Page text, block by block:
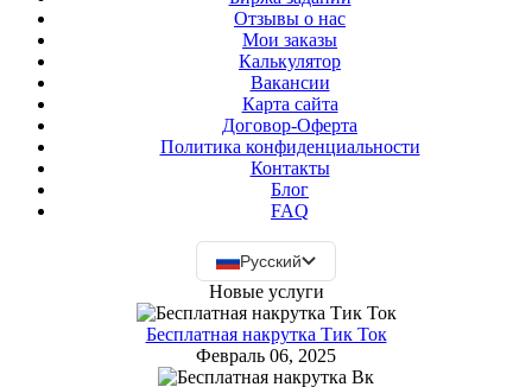
Отзывы о нас
Мои заказы
Калькулятор
Вакансии
Карта сайта
Договор-Оферта
Политика конфиденциальности
Контакты
Блог
FAQ
Русский
Новые услуги
Бесплатная накрутка Тик Ток
Февраль 06, 2025